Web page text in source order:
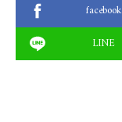
facebook
LINE